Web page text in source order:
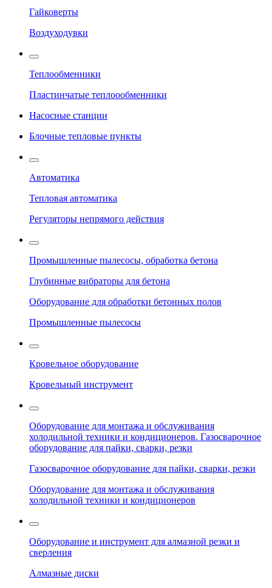
Гайковерты
Воздуходувки
Теплообменники
Пластинчатые теплоообменники
Насосные станции
Блочные тепловые пункты
Автоматика
Тепловая автоматика
Регуляторы непрямого действия
Промышленные пылесосы, обработка бетона
Глубинные вибраторы для бетона
Оборудование для обработки бетонных полов
Промышленные пылесосы
Кровельное оборудование
Кровельный инструмент
Оборудование для монтажа и обслуживания
холодильной техники и кондиционеров. Газосварочное
оборудование для пайки, сварки, резки
Газосварочное оборудование для пайки, сварки, резки
Оборудование для монтажа и обслуживания
холодильной техники и кондиционеров
Оборудование и инструмент для алмазной резки и
сверления
Алмазные диски